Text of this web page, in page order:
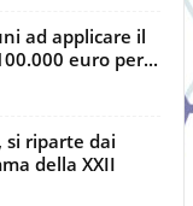
ad applicare il
euro per...
si riparte dai
della XXII